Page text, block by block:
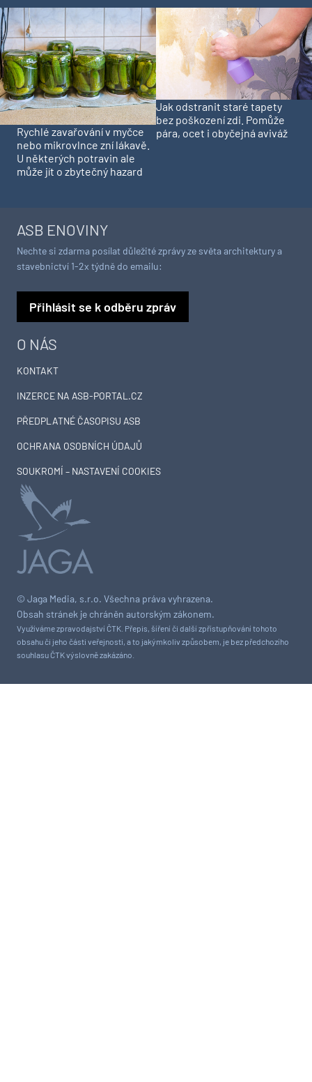
Rychlé zavařování v myčce
nebo mikrovlnce zní lákavě.
U některých potravin ale
může jít o zbytečný hazard
Jak odstranit staré tapety
bez poškození zdi. Pomůže
pára, ocet i obyčejná aviváž
© Jaga Media, s.r.o. Všechna práva vyhrazena.
Obsah stránek je chráněn autorským zákonem.
Využíváme zpravodajství ČTK. Přepis, šíření či další zpřístupňování tohoto
obsahu či jeho části veřejnosti, a to jakýmkoliv způsobem, je bez předchozího
souhlasu ČTK výslovně zakázáno.
O NÁS
KONTAKT
INZERCE NA ASB-PORTAL.CZ
PŘEDPLATNÉ ČASOPISU ASB
OCHRANA OSOBNÍCH ÚDAJŮ
SOUKROMÍ – NASTAVENÍ COOKIES
ASB ENOVINY
Nechte si zdarma posílat důležité zprávy ze světa architektury a
stavebnictví 1-2x týdně do emailu:
Přihlásit se k odběru zpráv